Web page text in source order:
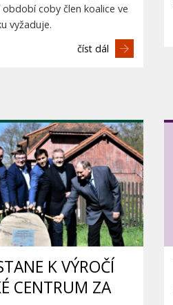
coby člen koalice ve
vyžaduje.
číst dál
K VÝROČÍ
CENTRUM ZA